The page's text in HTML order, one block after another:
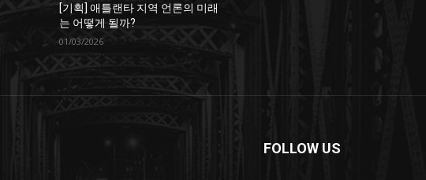
[기획] 애틀랜타 지역 언론의 미래
는 어떻게 될까?
01/03/2026
FOLLOW US